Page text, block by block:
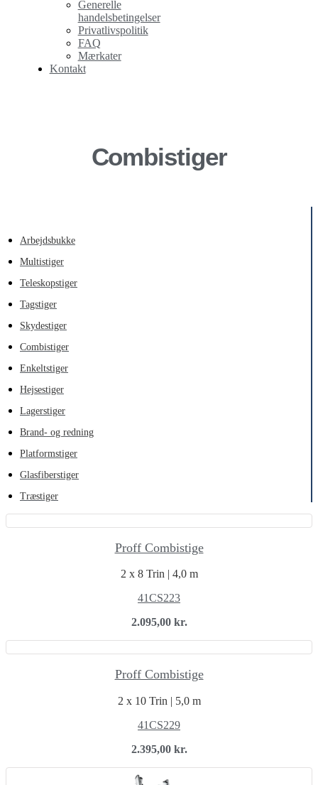
Generelle
handelsbetingelser
Privatlivspolitik
FAQ
Mærkater
Kontakt
Combistiger
Arbejdsbukke
Multistiger
Teleskopstiger
Tagstiger
Skydestiger
Combistiger
Enkeltstiger
Hejsestiger
Lagerstiger
Brand- og redning
Platformstiger
Glasfiberstiger
Træstiger
Proff Combistige
2 x 8 Trin | 4,0 m
41CS223
2.095,00 kr.
Proff Combistige
2 x 10 Trin | 5,0 m
41CS229
2.395,00 kr.